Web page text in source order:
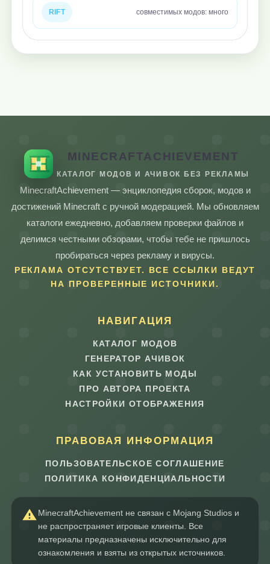
RIFT совместимых модов: много
MINECRAFTACHIEVEMENT
КАТАЛОГ МОДОВ И АЧИВОК БЕЗ РЕКЛАМЫ
MinecraftAchievement — энциклопедия сборок, модов и
достижений Minecraft с ручной модерацией. Мы обновляем
каталоги ежедневно, добавляем проверки файлов и
делимся честными обзорами, чтобы тебе не пришлось
пробираться через рекламу и вирусы.
РЕКЛАМА ОТСУТСТВУЕТ. ВСЕ ССЫЛКИ ВЕДУТ
НА ПРОВЕРЕННЫЕ ИСТОЧНИКИ.
НАВИГАЦИЯ
КАТАЛОГ МОДОВ
ГЕНЕРАТОР АЧИВОК
КАК УСТАНОВИТЬ МОДЫ
ПРО АВТОРА ПРОЕКТА
НАСТРОЙКИ ОТОБРАЖЕНИЯ
ПРАВОВАЯ ИНФОРМАЦИЯ
ПОЛЬЗОВАТЕЛЬСКОЕ СОГЛАШЕНИЕ
ПОЛИТИКА КОНФИДЕНЦИАЛЬНОСТИ
MinecraftAchievement не связан с Mojang Studios и
не распространяет игровые клиенты. Все
материалы предназначены исключительно для
ознакомления и взяты из открытых источников.